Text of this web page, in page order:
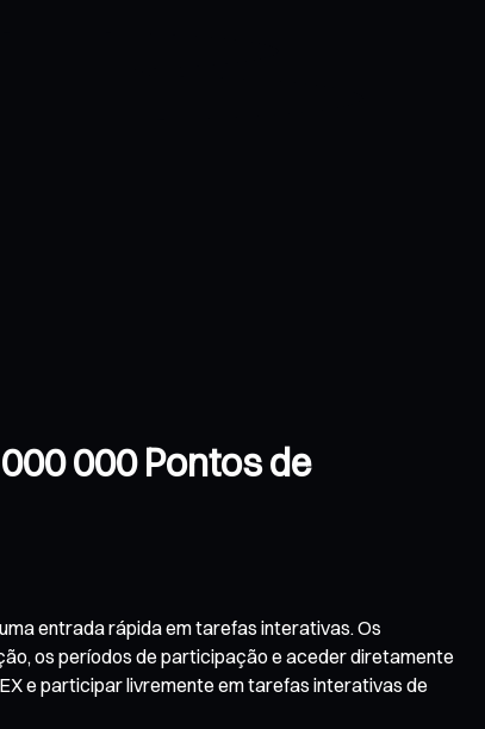
000 Pontos de
entrada rápida em tarefas interativas. Os
os períodos de participação e aceder diretamente
e participar livremente em tarefas interativas de